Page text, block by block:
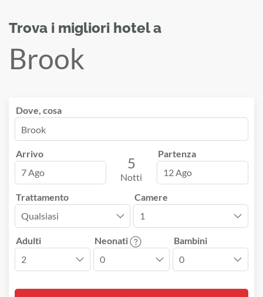
Trova i migliori hotel a
Brook
Dove, cosa
Arrivo
7 Ago
5
Notti
Partenza
12 Ago
Trattamento Camere
Adulti Neonati Bambini